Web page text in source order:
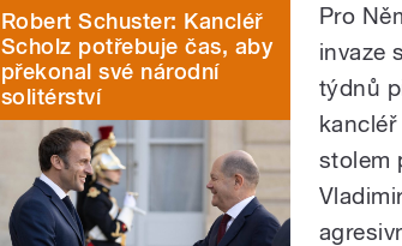
Robert Schuster: Kancléř
Scholz potřebuje čas, aby
překonal své národní
solitérství
Pro
invaze
týdnů
stolem